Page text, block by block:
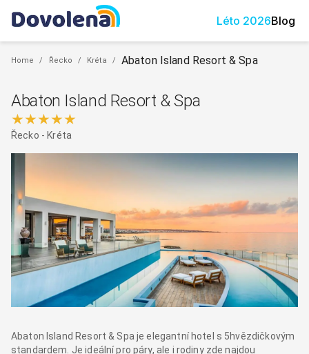
Léto 2026Blog
Home / Řecko / Kréta / Abaton Island Resort & Spa
Abaton Island Resort & Spa
★★★★★
Řecko - Kréta
Abaton Island Resort & Spa je elegantní hotel s 5hvězdičkovým
standardem. Je ideální pro páry, ale i rodiny zde najdou